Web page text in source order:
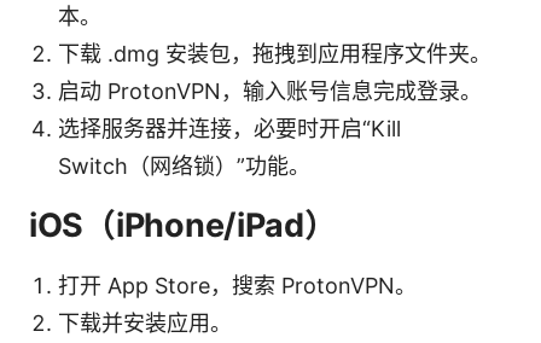
本。
下载 .dmg 安装包，拖拽到应用程序文件夹。
启动 ProtonVPN，输入账号信息完成登录。
选择服务器并连接，必要时开启“Kill
Switch（网络锁）”功能。
iOS（iPhone/iPad）
打开 App Store，搜索 ProtonVPN。
下载并安装应用。